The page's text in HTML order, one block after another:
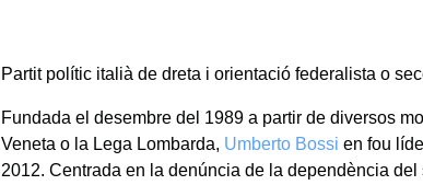
Partit polític italià de dreta i orientació federalista o
Fundada el desembre del 1989 a partir de diversos
Veneta o la Lega Lombarda, Umberto Bossi en fou
2012. Centrada en la denúncia de la dependència del